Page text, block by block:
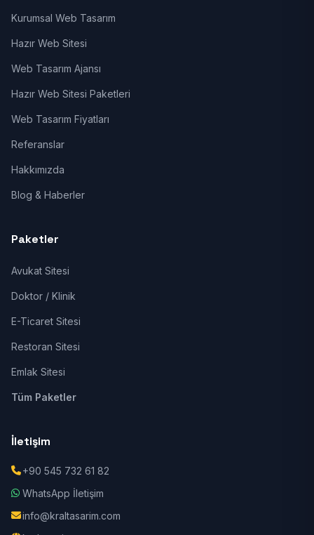
Kurumsal Web Tasarım
Hazır Web Sitesi
Web Tasarım Ajansı
Hazır Web Sitesi Paketleri
Web Tasarım Fiyatları
Referanslar
Hakkımızda
Blog & Haberler
Paketler
Avukat Sitesi
Doktor / Klinik
E-Ticaret Sitesi
Restoran Sitesi
Emlak Sitesi
Tüm Paketler
İletişim
+90 545 732 61 82
WhatsApp İletişim
info@kraltasarim.com